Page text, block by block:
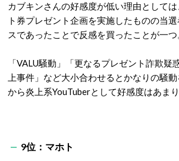
カブキンさんの好感度が低い理由として
ト券プレゼント企画を実施したものの当
スであったことで反感を買ったことが一つ
「VALU騒動」「更なるプレゼント詐欺疑
上事件」など大小合わせるとかなりの騒
から炎上系YouTuberとして好感度はあま
9位：マホト